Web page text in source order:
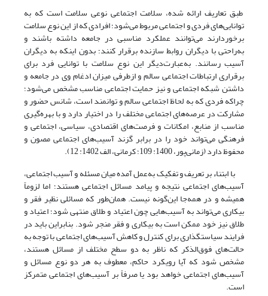
طبق تعاریف ارائه شده، سلامت اجتماعی نوعی سلامت است که به
توانایی‌‌های فردی و اجتماعی مربوط می‌‌شود؛ افرادی که از این نوع سلامت
برخوردارند می‌‌توانند عملکرد مناسبی در جامعه داشته باشند و
به‌راحتی با دیگران روابط سازنده برقرار کنند؛ بدون اینکه به دیگران
آسیب رسانند. به‌عبارت‌دیگر این نوع سلامت با توانایی فرد برای
برقراری ارتباطات اجتماعی سالم و ازطرفی میزان ادغام وی در جامعه و
داشتن شبکه اجتماعی و نیز حمایت اجتماعی مناسب مشخص می‌‌شود؛
چراکه فردی که به لحاظ اجتماعی سالم و توانمند است، شانس حضور و
مشارکت در عرصه‌‌های اجتماعی مختلف را در اختیار دارد و با بهره‌‌گیری
مناسب از منابع، امکانات و فرصت‌‌های اقتصادی، سیاسی، اجتماعی و
فرهنگی می‌‌تواند خود را در برابر گزند آسیب‌های اجتماعی مصون و
محفوظ دارد (زمانی‌‌پور، 1400: 109؛ کرمانی، الف 1402: 12).
با ابتناء بر تعریف و تفکیک به‌عمل آمده میان مسئله و آسیب اجتماعی،
آسیب‌های اجتماعی نتیجه و پیامد مسائل اجتماعی هستند؛ اما لزوماً
همیشه و در همه‌جا این‌گونه نیست. همان‌‌طور که مسائلی نظیر فقر و
بیکاری می‌‌تواند به آسیب‌هایی چون اعتیاد و طلاق منتهی شود؛ اعتیاد و
طلاق نیز خود ممکن است به بیکاری و فقر منجر شود. بنابراین باید در
فرایند سیاستگذاری برای کنترل و کاهش آسیب‌های اجتماعی با توجه به
حالت‌‌های فوق‌الذکر که ناظر به دو سطح مختلف از مسائل هستند،
مشخص شود که آیا رویکرد حاکم، معطوف به هر دو نوع مسائل و
آسیب‌های اجتماعی خواهد بود یا صرفاً بر آسیب‌های اجتماعی متمرکز
است.